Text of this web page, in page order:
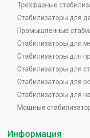
Трехфазные
Стабилизаторы для
Промышленные
Стабилизаторы для
Стабилизаторы для
Стабилизаторы для
Стабилизаторы для
Стабилизаторы для
Мощные
Информация